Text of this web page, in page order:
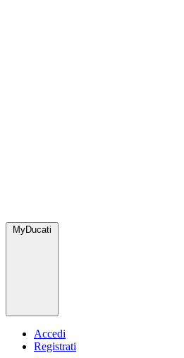
MyDucati
Accedi
Registrati